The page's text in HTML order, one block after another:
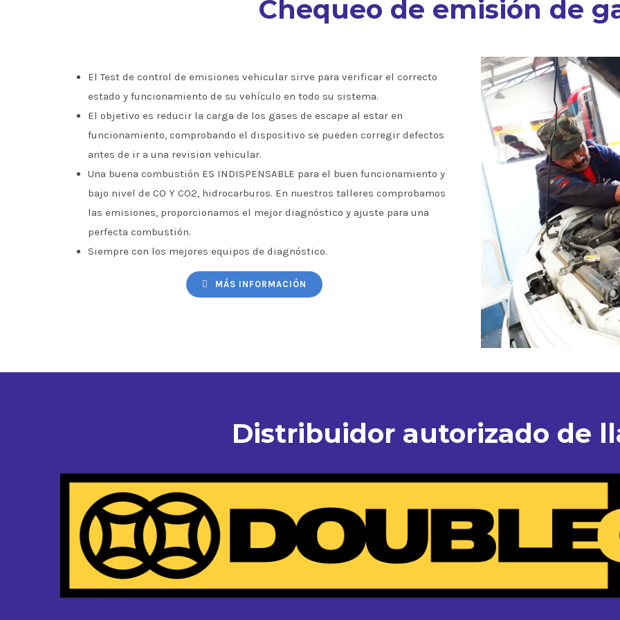
Chequeo de emisión de
El Test de control de emisiones vehicular sirve para verificar el correcto
estado y funcionamiento de su vehículo en todo su sistema.
El objetivo es reducir la carga de los gases de escape al estar en
funcionamiento, comprobando el dispositivo se pueden corregir defectos
antes de ir a una revision vehicular.
Una buena combustión ES INDISPENSABLE para el buen funcionamiento y
bajo nivel de CO Y CO2, hidrocarburos. En nuestros talleres comprobamos
las emisiones, proporcionamos el mejor diagnóstico y ajuste para una
perfecta combustión.
Siempre con los mejores equipos de diagnóstico.
MÁS INFORMACIÓN
Distribuidor autorizado de